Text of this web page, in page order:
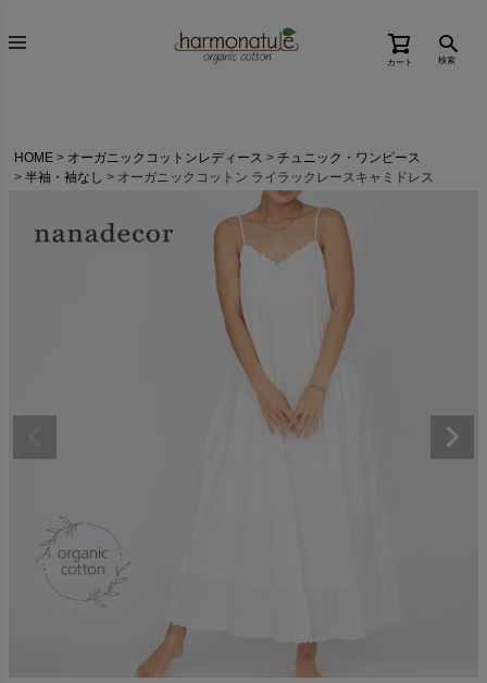
カート 検索
HOME オーガニックコットンレディース
チュニック・ワンピース
半袖・袖なし
オーガニックコットン ライラックレースキャミドレス